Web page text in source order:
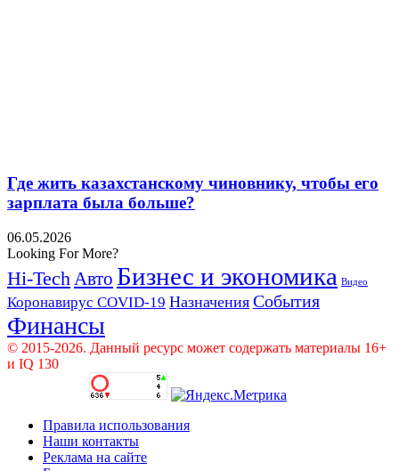
Где жить казахстанскому чиновнику, чтобы его
зарплата была больше?
06.05.2026
Looking For More?
Hi-Tech Авто Бизнес и экономика Видео
Коронавирус COVID-19 Назначения События
Финансы
© 2015-2026. Данный ресурс может содержать материалы 16+
и IQ 130
Правила использования
Наши контакты
Реклама на сайте